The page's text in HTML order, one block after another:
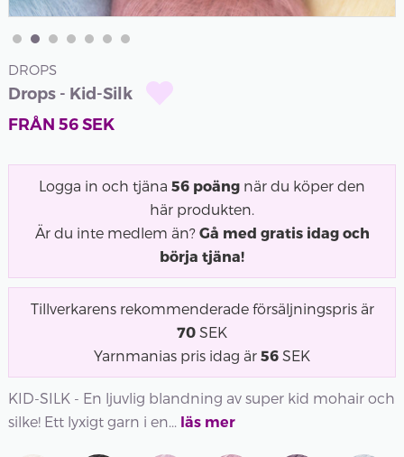
DROPS
Drops - Kid-Silk
FRÅN 56SEK
Logga in och tjäna 56 poäng när du köper den
här produkten.
Är du inte medlem än? Gå med gratis idag och
börja tjäna!
Tillverkarens rekommenderade försäljningspris är
70 SEK
Yarnmanias pris idag är 56 SEK
KID-SILK - En ljuvlig blandning av super kid mohair och
silke! Ett lyxigt garn i en... läs mer